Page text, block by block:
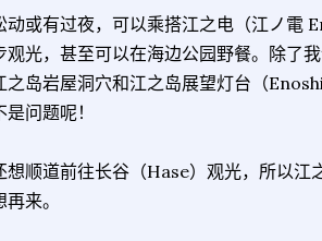
动或有过夜，可以乘搭江之电（江ノ電
光，甚至可以在海边公园野餐。除了
之岛岩屋洞穴和江之岛展望灯台（
问题呢！
想顺道前往长谷（Hase）观光，所以江
来。